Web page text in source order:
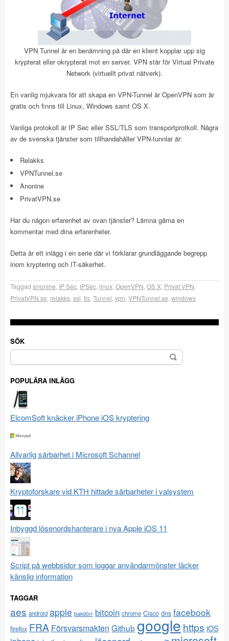
VPN Tunnel är en benämning på där en klient kopplar upp sig
krypterat eller okrypterat mot en server. VPN står för Virtual Private
Network (virtuellt privat nätverk).
En vanlig mjukvara för att skapa en VPN-Tunnel är OpenVPN som är
gratis och finns till Linux, Windows samt OS X.
Vanliga protokoll är IP Sec eller SSL/TLS som transportprotkoll. Några
av de svenska tjänster som tillhandahåller VPN-tunnlar är:
Relakks
VPNTunnel.se
Anonine
PrivatVPN.se
Har du någon erfarenhet av ovan tjänster? Lämna gärna en
kommentar med dina erfarenheter.
Detta är ett inlägg i en serie där vi förklarar grundläggande begrepp
inom kryptering och IT-säkerhet.
Taggad anonine IP Sec IPSec linux OpenVPN OS X Privat VPN
PrivatVPN.se relakks ssl tls Tunnel vpn VPNTunnel.se windows
SÖK
Sök
efter:
POPULÄRA INLÄGG
ElcomSoft knäcker iPhone iOS kryptering
Allvarlig sårbarhet i Microsoft Schannel
Kryptoforskare vid KTH hittade sårbarheter i valsystem
Inbyggd lösenordshanterare i nya Apple iOS 11
Script på webbsidor som loggar användarmönster läcker
känslig information
TAGGAR
aes android apple bakdörr bitcoin chrome Cisco dns facebook
firefox FRA Försvarsmakten Github google https iOS